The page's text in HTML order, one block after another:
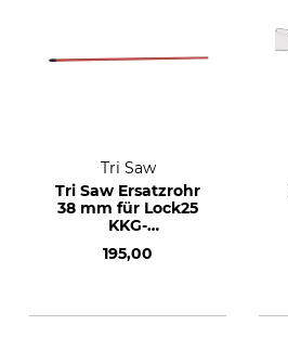
Tri Saw
Tri Saw Ersatzrohr
38 mm für Lock25
KKG-
195,00